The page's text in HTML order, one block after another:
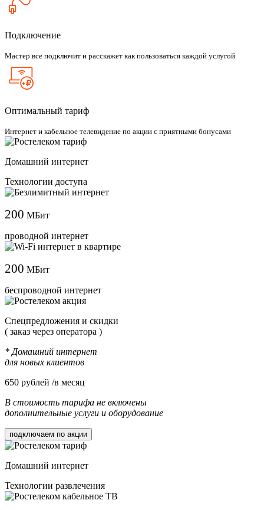
Подключение
Мастер все подключит и расскажет как пользоваться каждой услугой
Оптимальный тариф
Интернет и кабельное телевидение по акции с приятными бонусами
Домашний интернет
Технологии доступа
200 МБит
проводной интернет
200 МБит
беспроводной интернет
Cпецпредложения и скидки
( заказ через оператора )
* Домашний интернет
для новых клиентов
650 рублей /в месяц
В стоимость тарифа не включены
дополнительные услуги и оборудование
подключаем по акции
Домашний интернет
Технологии развлечения